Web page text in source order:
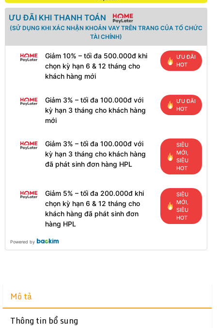
ƯU ĐÃI KHI THANH TOÁN
(SỬ DỤNG KHI XÁC NHẬN KHOẢN VAY TRÊN TRANG CỦA TỔ CHỨC
TÀI CHÍNH)
Giảm 10% – tối đa 500.000đ khi
chọn kỳ hạn 6 & 12 tháng cho
khách hàng mới
ƯU ĐÃI
HOT
Giảm 3% – tối đa 100.000đ với
kỳ hạn 3 tháng cho khách hàng
mới
ƯU ĐÃI
HOT
Giảm 3% – tối đa 100.000đ với
kỳ hạn 3 tháng cho khách hàng
đã phát sinh đơn hàng HPL
SIÊU
MỚI,
SIÊU
HOT
Giảm 5% – tối đa 200.000đ khi
chọn kỳ hạn 6 & 12 tháng cho
khách hàng đã phát sinh đơn
hàng HPL
SIÊU
MỚI,
SIÊU
HOT
Powered by
Mô tả
Thông tin bổ sung